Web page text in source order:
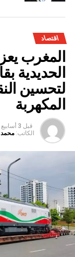
اقتصاد
المغرب
الحديدية
لتحسين
المكهربة
قبل 3 أسابيع
الكاتب: محمد